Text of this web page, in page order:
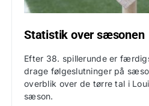
Statistik over sæsonen
Efter 38. spillerunde er
drage følgeslutninger på
overblik over de tørre tal i
sæson.